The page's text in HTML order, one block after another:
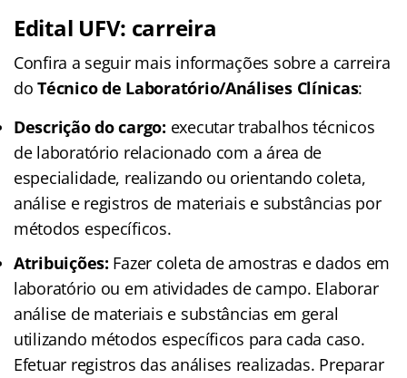
Edital UFV: carreira
Confira a seguir mais informações sobre a carreira
do Técnico de Laboratório/Análises Clínicas:
Descrição do cargo: executar trabalhos técnicos
de laboratório relacionado com a área de
especialidade, realizando ou orientando coleta,
análise e registros de materiais e substâncias por
métodos específicos.
Atribuições: Fazer coleta de amostras e dados em
laboratório ou em atividades de campo. Elaborar
análise de materiais e substâncias em geral
utilizando métodos específicos para cada caso.
Efetuar registros das análises realizadas. Preparar